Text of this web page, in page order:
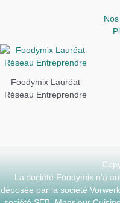
Foodymix Lauréat
Réseau Entreprendre
La société Foodymix n'a
déposée par la société